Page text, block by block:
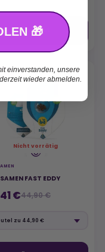
Übersicht
Nicht vorrätig
FAST EDDY
€44,90 €
🎁
einverstanden, unsere
wieder abmelden.